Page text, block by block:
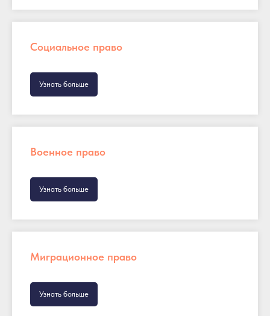
Социальное право
Узнать больше
Военное право
Узнать больше
Миграционное право
Узнать больше